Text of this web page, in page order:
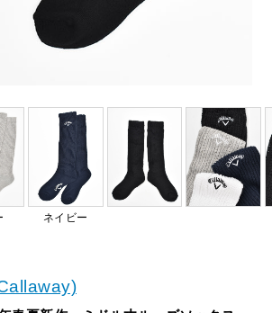
ネイビー